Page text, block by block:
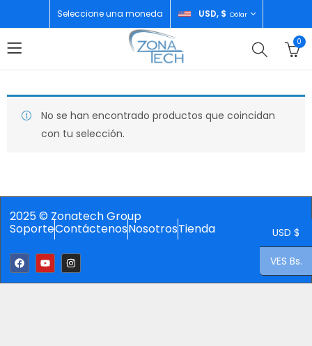
Seleccione una moneda USD, $ Dólar
0
No se han encontrado productos que coincidan
con tu selección.
2025 © Zonatech Group
SoporteContáctenosNosotrosTienda USD $
VES Bs.